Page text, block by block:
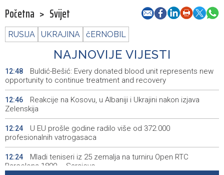
Početna > Svijet
RUSIJA UKRAJINA čERNOBIL
NAJNOVIJE VIJESTI
12:48
Buldić-Bešić: Every donated blood unit represents new
opportunity to continue treatment and recovery
12:46
Reakcije na Kosovu, u Albaniji i Ukrajini nakon izjava
Zelenskija
12:24
U EU prošle godine radilo više od 372.000
profesionalnih vatrogasaca
12:24
Mladi teniseri iz 25 zemalja na turniru Open RTC
Barcelona 1899 – Sarajevo